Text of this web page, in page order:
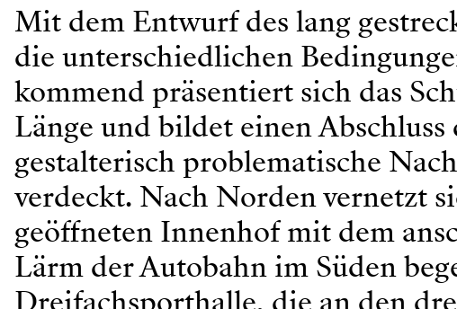
Mit dem Entwurf des lang
die unterschiedlichen
kommend präsentiert sich das
Länge und bildet einen
gestalterisch problematische
verdeckt. Nach Norden vernetzt
geöffneten Innenhof mit dem
Lärm der Autobahn im Süden